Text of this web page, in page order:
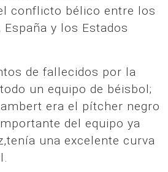
conflicto bélico entre los
y los Estados
de fallecidos por la
un equipo de béisbol;
era el pítcher negro
del equipo ya
una excelente curva